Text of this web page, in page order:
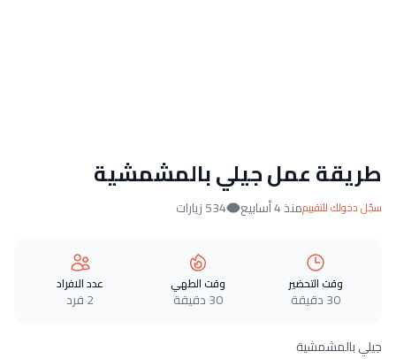
طريقة عمل جيلي بالمشمشية
سجّل دخولك للتقييممنذ 4 أسابيع 534 زيارات
وقت التحضير
30 دقيقة
وقت الطهي
30 دقيقة
عدد الافراد
2 فرد
جيلي بالمشمشية